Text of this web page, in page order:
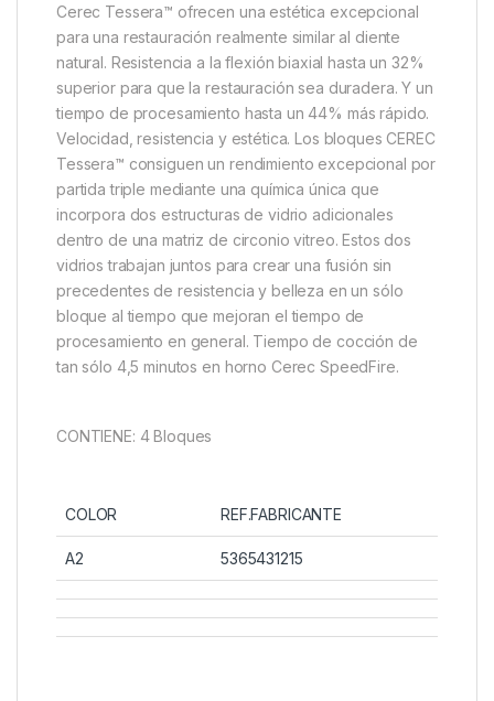
Cerec Tessera™ ofrecen una estética excepcional
para una restauración realmente similar al diente
natural. Resistencia a la flexión biaxial hasta un 32%
superior para que la restauración sea duradera. Y un
tiempo de procesamiento hasta un 44% más rápido.
Velocidad, resistencia y estética. Los bloques CEREC
Tessera™ consiguen un rendimiento excepcional por
partida triple mediante una química única que
incorpora dos estructuras de vidrio adicionales
dentro de una matriz de circonio vitreo. Estos dos
vidrios trabajan juntos para crear una fusión sin
precedentes de resistencia y belleza en un sólo
bloque al tiempo que mejoran el tiempo de
procesamiento en general. Tiempo de cocción de
tan sólo 4,5 minutos en horno Cerec SpeedFire.
CONTIENE: 4 Bloques
COLOR REF.FABRICANTE
A2 5365431215